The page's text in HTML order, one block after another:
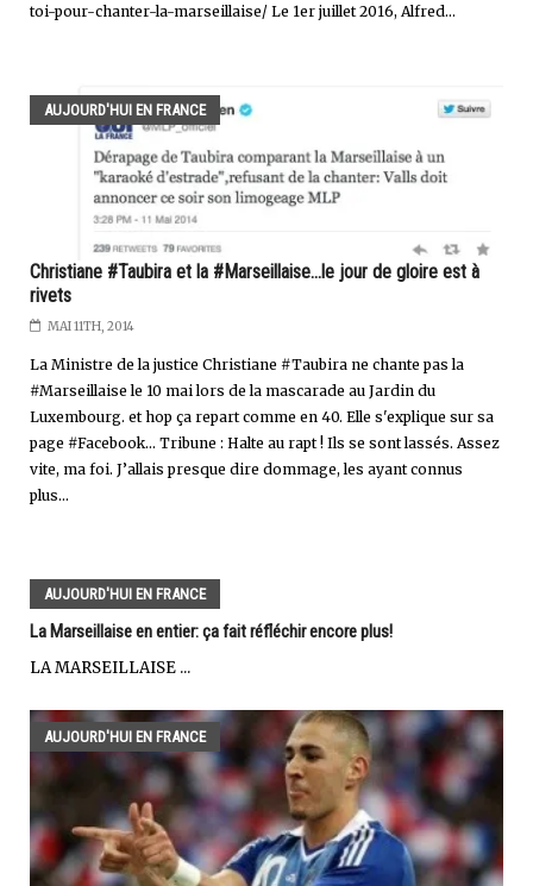
toi-pour-chanter-la-marseillaise/ Le 1er juillet 2016, Alfred...
AUJOURD'HUI EN FRANCE
Christiane #Taubira et la #Marseillaise...le jour de gloire est à
rivets
MAI 11TH, 2014
La Ministre de la justice Christiane #Taubira ne chante pas la
#Marseillaise le 10 mai lors de la mascarade au Jardin du
Luxembourg. et hop ça repart comme en 40. Elle s'explique sur sa
page #Facebook... Tribune : Halte au rapt ! Ils se sont lassés. Assez
vite, ma foi. J’allais presque dire dommage, les ayant connus
plus...
AUJOURD'HUI EN FRANCE
La Marseillaise en entier: ça fait réfléchir encore plus!
LA MARSEILLAISE ...
AUJOURD'HUI EN FRANCE